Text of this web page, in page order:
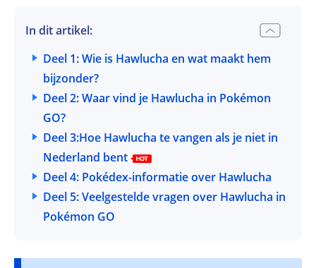
In dit artikel:
Deel 1: Wie is Hawlucha en wat maakt hem
bijzonder?
Deel 2: Waar vind je Hawlucha in Pokémon
GO?
Deel 3:Hoe Hawlucha te vangen als je niet in
Nederland bent
Deel 4: Pokédex-informatie over Hawlucha
Deel 5: Veelgestelde vragen over Hawlucha in
Pokémon GO